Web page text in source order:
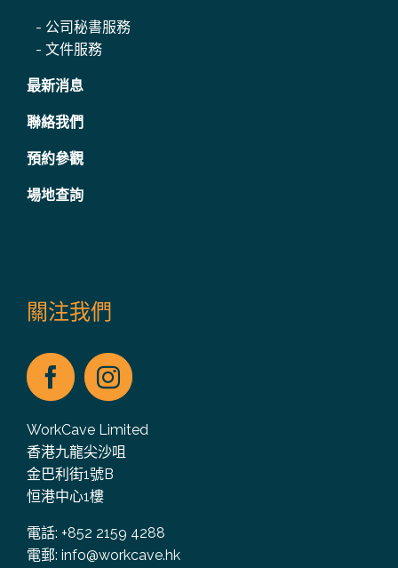
- 公司秘書服務
- 文件服務
最新消息
聯絡我們
預約參觀
場地查詢
關注我們
WorkCave Limited
香港九龍尖沙咀
金巴利街1號B
恒港中心1樓
電話: +852 2159 4288
電郵: info@workcave.hk